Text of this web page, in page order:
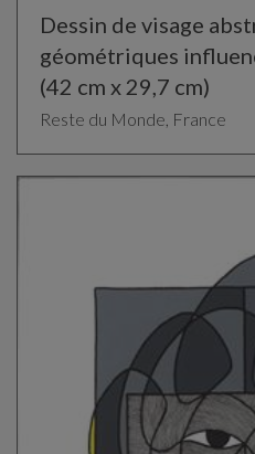
Dessin de visage
géométriques
(42 cm x 29,7 cm)
Reste du Monde, France